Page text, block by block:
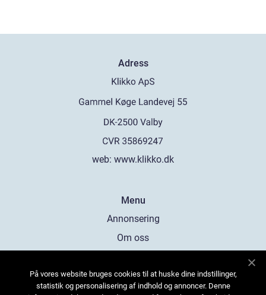
Adress
web: www.klikko.dk
Menu
Annonsering
Om oss
Kontakta oss
På vores website bruges cookies til at huske dine indstillinger,
statistik og personalisering af indhold og annoncer. Denne